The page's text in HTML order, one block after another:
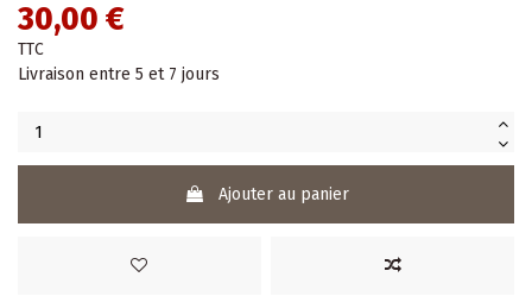
30,00 €
TTC
Livraison entre 5 et 7 jours
Ajouter au panier